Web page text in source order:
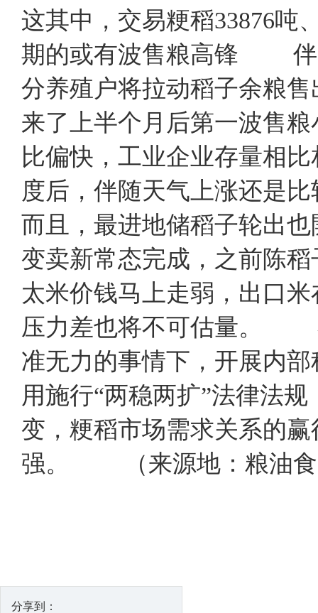
这其中，交易粳稻33876
期的或有波售粮高锋 伴
分养殖户将拉动稻子余粮
来了上半个月后第一波售
比偏快，工业企业存量相
度后，伴随天气上涨还是
而且，最进地储稻子轮出
变卖新常态完成，之前陈
太米价钱马上走弱，出口
压力差也将不可估量。
准无力的事情下，开展内
用施行“两稳两扩”法律法
变，粳稻市场需求关系的
强。 （来源地：粮油食
分享到：